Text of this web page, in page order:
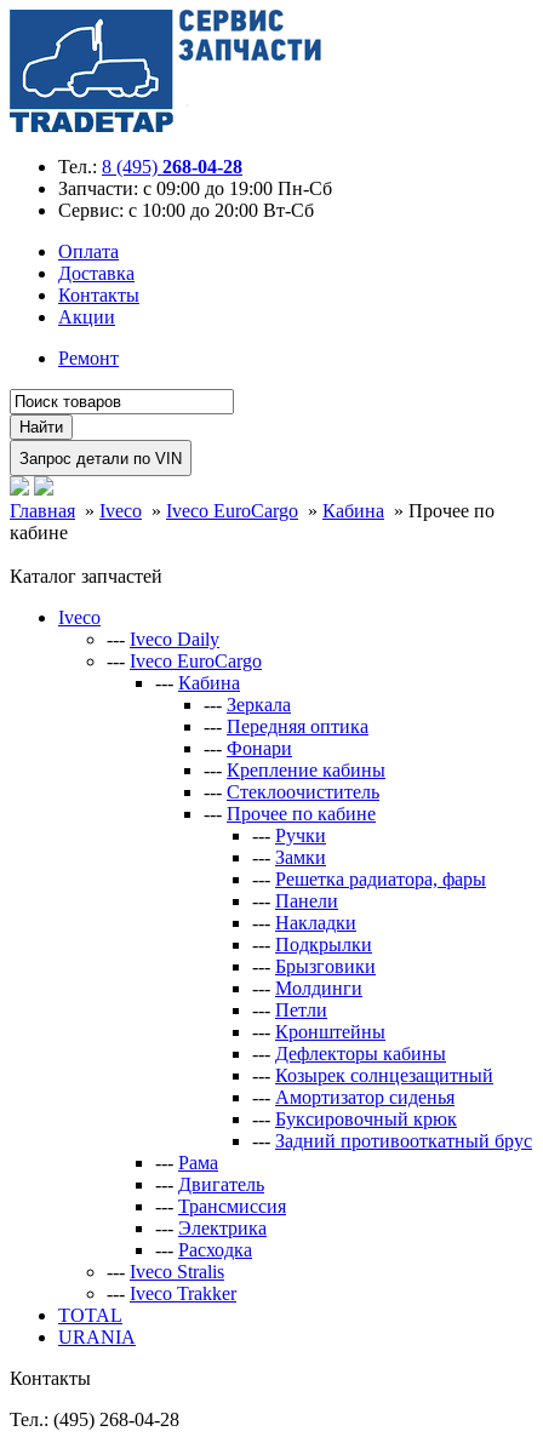
Тел.: 8 (495) 268-04-28
Запчасти: с 09:00 до 19:00 Пн-Сб
Сервис: с 10:00 до 20:00 Вт-Сб
Оплата
Доставка
Контакты
Акции
Ремонт
Главная » Iveco » Iveco EuroCargo » Кабина » Прочее по
кабине
Каталог запчастей
Iveco
--- Iveco Daily
--- Iveco EuroCargo
--- Кабина
--- Зеркала
--- Передняя оптика
--- Фонари
--- Крепление кабины
--- Стеклоочиститель
--- Прочее по кабине
--- Ручки
--- Замки
--- Решетка радиатора, фары
--- Панели
--- Накладки
--- Подкрылки
--- Брызговики
--- Молдинги
--- Петли
--- Кронштейны
--- Дефлекторы кабины
--- Козырек солнцезащитный
--- Амортизатор сиденья
--- Буксировочный крюк
--- Задний противооткатный брус
--- Рама
--- Двигатель
--- Трансмиссия
--- Электрика
--- Расходка
--- Iveco Stralis
--- Iveco Trakker
TOTAL
URANIA
Контакты
Тел.: (495) 268-04-28